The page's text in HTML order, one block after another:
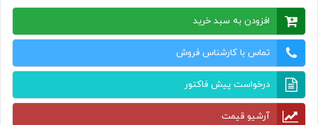
افزودن به سبد خرید
تماس با کارشناس فروش
درخواست پیش فاکتور
آرشیو قیمت